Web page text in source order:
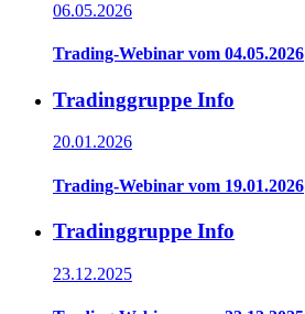
06.05.2026
Trading-Webinar vom 04.05.2026
Tradinggruppe Info
20.01.2026
Trading-Webinar vom 19.01.2026
Tradinggruppe Info
23.12.2025